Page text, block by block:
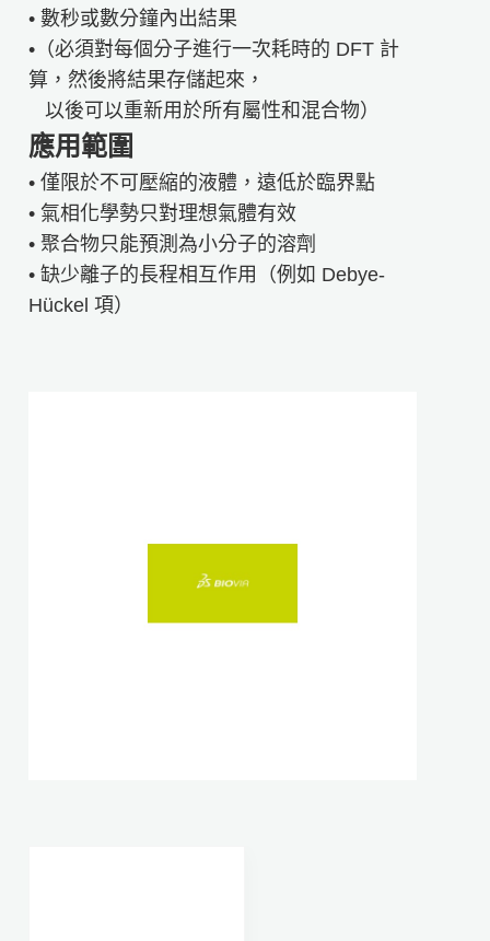
• 數秒或數分鐘內出結果
•（必須對每個分子進行一次耗時的 DFT 計
算，然後將結果存儲起來，
​​ ​​​​​以後可以重新用於所有屬性和混合物）
應用範圍
• 僅限於不可壓縮的液體，遠低於臨界點
• 氣相化學勢只對理想氣體有效
• 聚合物只能預測為小分子的溶劑
• 缺少離子的長程相互作用（例如 Debye-
Hückel 項）